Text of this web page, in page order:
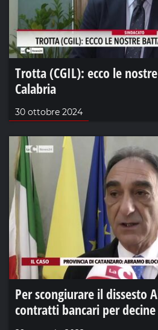
Trotta (CGIL): ecco le
Calabria
30 ottobre 2024
Per scongiurare il dissesto
contratti bancari per